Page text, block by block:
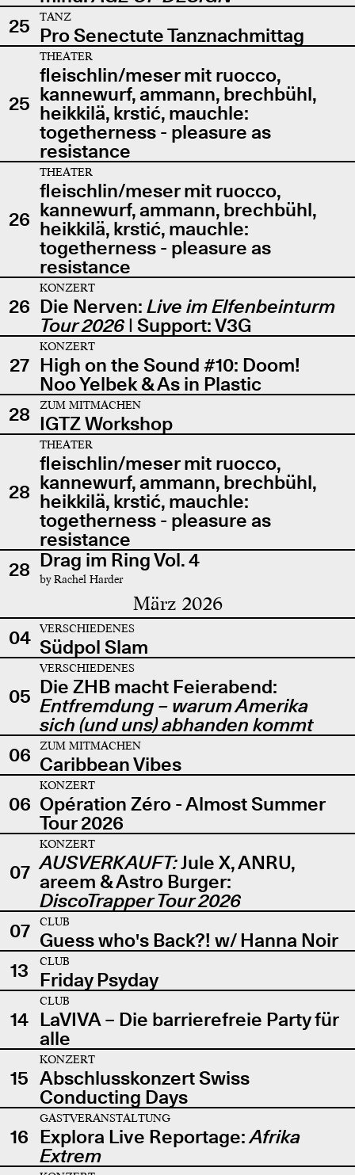
25
TANZ
Pro Senectute Tanznachmittag
25
THEATER
fleischlin/meser mit ruocco,
kannewurf, ammann, brechbühl,
heikkilä, krstić, mauchle:
togetherness - pleasure as
resistance
26
THEATER
fleischlin/meser mit ruocco,
kannewurf, ammann, brechbühl,
heikkilä, krstić, mauchle:
togetherness - pleasure as
resistance
26
KONZERT
Die Nerven: Live im Elfenbeinturm
Tour 2026| Support: V3G
27
KONZERT
High on the Sound #10: Doom!
Noo Yelbek & As in Plastic
28
ZUM MITMACHEN
IGTZ Workshop
28
THEATER
fleischlin/meser mit ruocco,
kannewurf, ammann, brechbühl,
heikkilä, krstić, mauchle:
togetherness - pleasure as
resistance
28 Drag im Ring Vol. 4
by Rachel Harder
März 2026
04 VERSCHIEDENES
Südpol Slam
05
VERSCHIEDENES
Die ZHB macht Feierabend:
Entfremdung – warum Amerika
sich (und uns) abhanden kommt
06
ZUM MITMACHEN
Caribbean Vibes
06
KONZERT
Opération Zéro - Almost Summer
Tour 2026
07
KONZERT
AUSVERKAUFT:Jule X, ANRU,
areem & Astro Burger:
DiscoTrapper Tour 2026
07
CLUB
Guess who's Back?! w/ Hanna Noir
13
CLUB
Friday Psyday
14
CLUB
LaVIVA – Die barrierefreie Party für
alle
15
KONZERT
Abschlusskonzert Swiss
Conducting Days
16
GASTVERANSTALTUNG
Explora Live Reportage:Afrika
Extrem